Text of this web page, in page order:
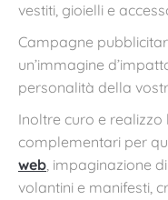
vestiti, gioielli e
Campagne
un’immagine
personalità della
Inoltre curo e
complementari per
web, impaginazione
volantini e manifesti,